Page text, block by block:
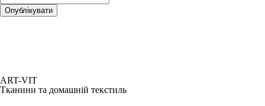
ART-VIT
Тканини та домашній текстиль